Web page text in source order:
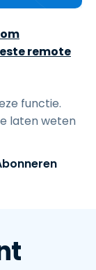
remote
functie.
laten weten